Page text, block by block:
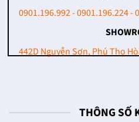
0901.196.992 - 0901.196.224 -
442D Nguyễn Sơn, Phú Thọ
THÔNG SỐ